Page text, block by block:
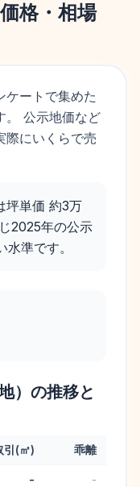
格・相場
ケートで集めた
。 公示地価など
際にいくらで売
坪単価 約3万
2025年の公示
準です。
）の推移と
引(㎡) 乖離
- -